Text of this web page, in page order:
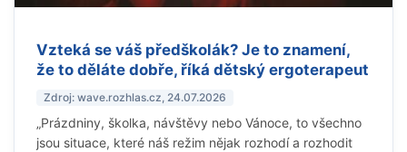
Vzteká se váš předškolák? Je to znamení,
že to děláte dobře, říká dětský ergoterapeut
Zdroj: wave.rozhlas.cz, 24.07.2026
„Prázdniny, školka, návštěvy nebo Vánoce, to všechno
jsou situace, které náš režim nějak rozhodí a rozhodit